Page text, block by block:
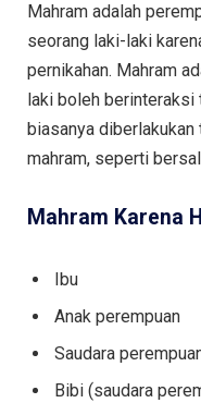
Mahram adalah
seorang laki-laki
pernikahan. Mahram
laki boleh berinteraksi
biasanya
mahram, seperti
Mahram Karena
Ibu
Anak perempuan
Saudara
Bibi (saudara